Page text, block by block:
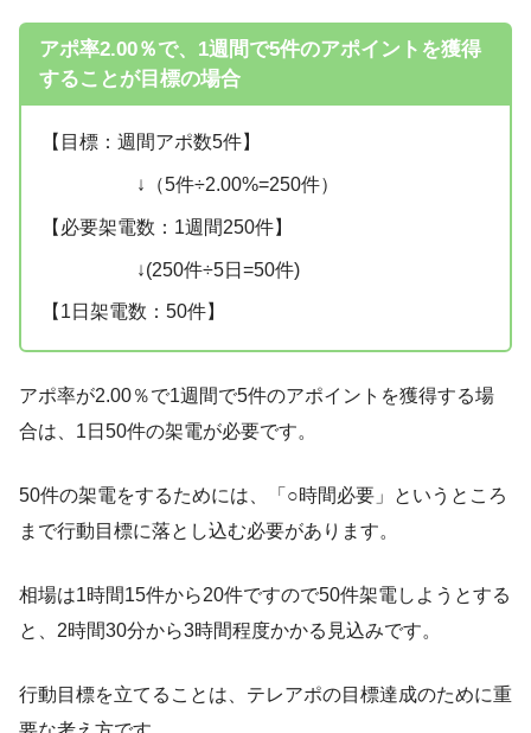
アポ率2.00％で、1週間で5件のアポイントを獲得
することが目標の場合
【目標：週間アポ数5件】
↓（5件÷2.00%=250件）
【必要架電数：1週間250件】
↓(250件÷5日=50件)
【1日架電数：50件】
アポ率が2.00％で1週間で5件のアポイントを獲得する場
合は、1日50件の架電が必要です。
50件の架電をするためには、「○時間必要」というところ
まで行動目標に落とし込む必要があります。
相場は1時間15件から20件ですので50件架電しようとする
と、2時間30分から3時間程度かかる見込みです。
行動目標を立てることは、テレアポの目標達成のために重